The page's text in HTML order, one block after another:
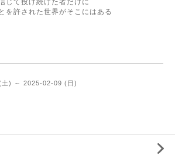
じて投げ続けた者だけに
を許された世界がそこにはある
) ～ 2025-02-09 (日)